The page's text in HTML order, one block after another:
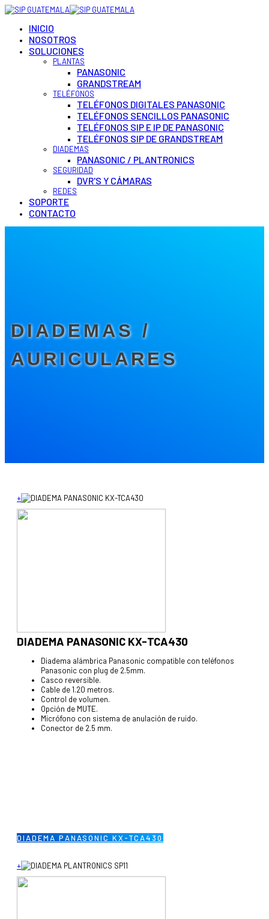
INICIO
NOSOTROS
SOLUCIONES
PLANTAS
PANASONIC
GRANDSTREAM
TELÉFONOS
TELÉFONOS DIGITALES PANASONIC
TELÉFONOS SENCILLOS PANASONIC
TELÉFONOS SIP E IP DE PANASONIC
TELÉFONOS SIP DE GRANDSTREAM
DIADEMAS
PANASONIC / PLANTRONICS
SEGURIDAD
DVR'S Y CÁMARAS
REDES
SOPORTE
CONTACTO
DIADEMAS /
AURICULARES
+
DIADEMA PANASONIC KX-TCA430
Diadema alámbrica Panasonic compatible con teléfonos
Panasonic con plug de 2.5mm.
Casco reversible.
Cable de 1.20 metros.
Control de volumen.
Opción de MUTE.
Micrófono con sistema de anulación de ruido.
Conector de 2.5 mm.
DIADEMA PANASONIC KX-TCA430
+